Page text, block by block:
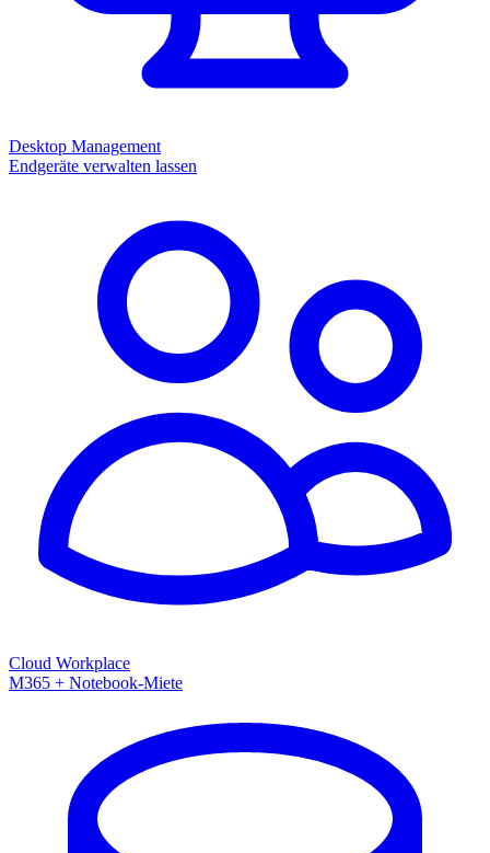
Desktop Management
Endgeräte verwalten lassen
Cloud Workplace
M365 + Notebook-Miete